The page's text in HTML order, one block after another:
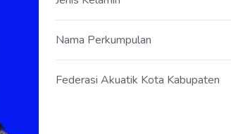
Nama Perkumpulan
Federasi Akuatik Kota Kabupaten